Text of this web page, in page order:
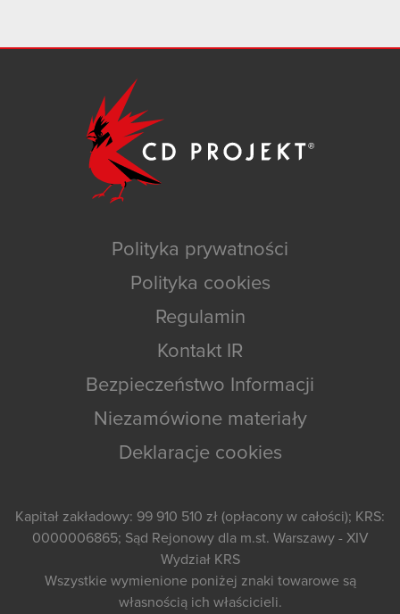
Polityka prywatności
Polityka cookies
Regulamin
Kontakt IR
Bezpieczeństwo Informacji
Niezamówione materiały
Deklaracje cookies
Kapitał zakładowy: 99 910 510 zł (opłacony w całości); KRS:
0000006865; Sąd Rejonowy dla m.st. Warszawy - XIV
Wydział KRS
Wszystkie wymienione poniżej znaki towarowe są
własnością ich właścicieli.